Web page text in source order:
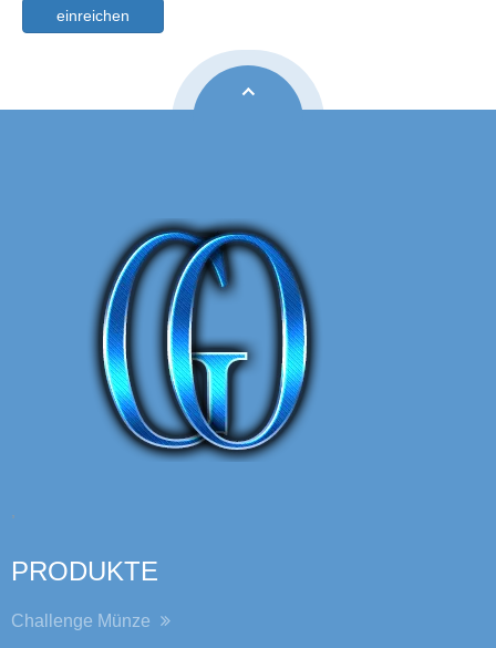
einreichen
,
PRODUKTE
Challenge Münze